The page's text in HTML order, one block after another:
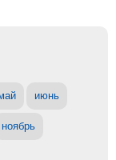
июнь
ноябрь